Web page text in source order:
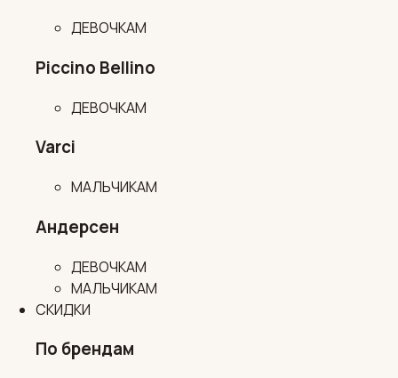
ДЕВОЧКАМ
Piccino Bellino
ДЕВОЧКАМ
Varci
МАЛЬЧИКАМ
Андерсен
ДЕВОЧКАМ
МАЛЬЧИКАМ
СКИДКИ
По брендам